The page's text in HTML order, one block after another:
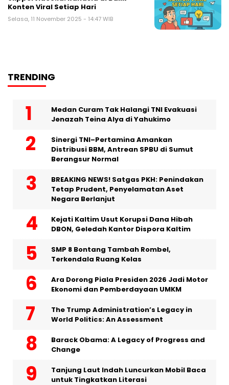
Konten Viral Setiap Hari
Selasa, 11 November 2025 - 14:47 WIB
TRENDING
Medan Curam Tak Halangi TNI Evakuasi
Jenazah Teina Alya di Yahukimo
Sinergi TNI–Pertamina Amankan
Distribusi BBM, Antrean SPBU di Sumut
Berangsur Normal
BREAKING NEWS! Satgas PKH: Penindakan
Tetap Prudent, Penyelamatan Aset
Negara Berlanjut
Kejati Kaltim Usut Korupsi Dana Hibah
DBON, Geledah Kantor Dispora Kaltim
SMP 8 Bontang Tambah Rombel,
Terkendala Ruang Kelas
Ara Dorong Piala Presiden 2026 Jadi Motor
Ekonomi dan Pemberdayaan UMKM
The Trump Administration’s Legacy in
World Politics: An Assessment
Barack Obama: A Legacy of Progress and
Change
Tanjung Laut Indah Luncurkan Mobil Baca
untuk Tingkatkan Literasi